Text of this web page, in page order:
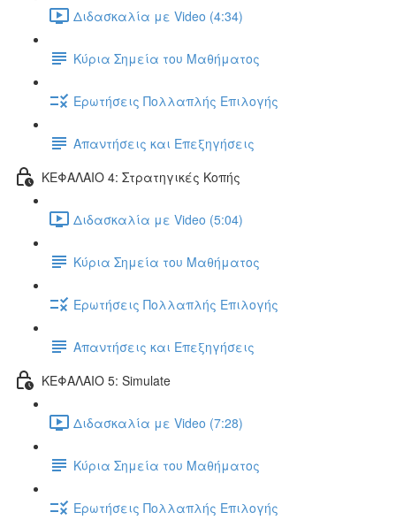
Διδασκαλία με Video (4:34)
Κύρια Σημεία του Μαθήματος
Ερωτήσεις Πολλαπλής Επιλογής
Απαντήσεις και Επεξηγήσεις
ΚΕΦΑΛΑΙΟ 4: Στρατηγικές Κοπής
Διδασκαλία με Video (5:04)
Κύρια Σημεία του Μαθήματος
Ερωτήσεις Πολλαπλής Επιλογής
Απαντήσεις και Επεξηγήσεις
ΚΕΦΑΛΑΙΟ 5: Simulate
Διδασκαλία με Video (7:28)
Κύρια Σημεία του Μαθήματος
Ερωτήσεις Πολλαπλής Επιλογής